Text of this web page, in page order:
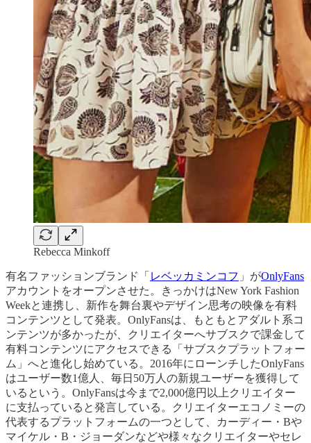
Rebecca Minkoff
有名ファッションブランド「 レベッカミンコフ 」がOnlyFans
アカウントをオープンさせた。きっかけはNew York Fashion
Weekと連携し、新作を舞台裏やデザイン思考の映像を有料
コンテンツとして発表。OnlyFansは、もともとアダルト系コ
ンテンツが多かったが、クリエイターへサブスクで課金して
有料コンテンツにアクセスできる「サブスクプラットフォー
ム」へと進化し始めている。2016年にローンチしたOnlyFans
はユーザー数1億人、毎日50万人の新規ユーザーを獲得して
いるという。OnlyFansは今まで2,000億円以上クリエイター
に支払っていると発言している。クリエイターエコノミーの
代表するプラットフォームの一つとして、カーディー・Bや
マイケル・B・ジョーダンなどや様々なクリエイターやセレ